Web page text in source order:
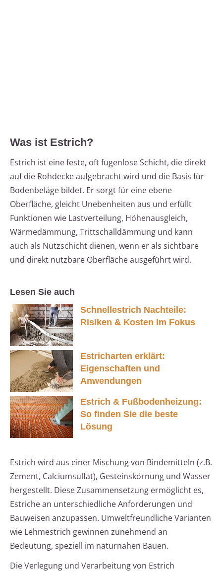
Was ist Estrich?
Estrich ist eine feste, oft fugenlose Schicht, die direkt
auf die Rohdecke aufgebracht wird und die Basis für
Bodenbeläge bildet. Er sorgt für eine ebene
Oberfläche, gleicht Unebenheiten aus und erfüllt
Funktionen wie Lastverteilung, Höhenausgleich,
Wärmedämmung, Trittschalldämmung und kann
auch als Nutzschicht dienen, wenn er als sichtbare
und direkt nutzbare Oberfläche ausgeführt wird.
Lesen Sie auch
Schnellestrich Nachteile:
Risiken & Kosten im Fokus
Estricharten erklärt:
Eigenschaften und
Anwendungen
Estrich & Fußbodenheizung:
So finden Sie die beste
Lösung
Estrich wird aus einer Mischung von Bindemitteln (z.B.
Zement, Calciumsulfat), Gesteinskörnung und Wasser
hergestellt. Diese Zusammensetzung ermöglicht es,
Estriche an unterschiedliche Anforderungen und
Bauweisen anzupassen. Umweltfreundliche Varianten
wie Lehmestrich gewinnen zunehmend an
Bedeutung, speziell im naturnahen Bauen.
Die Verlegung und Verarbeitung von Estrich